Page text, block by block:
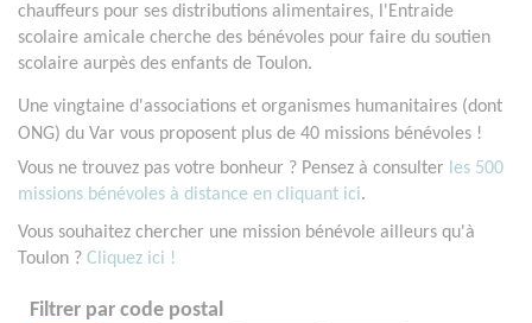
chauffeurs pour ses distributions alimentaires, l'Entraide
scolaire amicale cherche des bénévoles pour faire du soutien
scolaire aurpès des enfants de Toulon.
Une vingtaine d'associations et organismes humanitaires (dont
ONG) du Var vous proposent plus de 40 missions bénévoles !
Vous ne trouvez pas votre bonheur ? Pensez à consulter les 500
missions bénévoles à distance en cliquant ici.
Vous souhaitez chercher une mission bénévole ailleurs qu'à
Toulon ? Cliquez ici !
Filtrer par code postal